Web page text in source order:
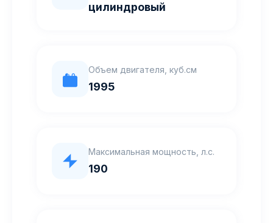
цилиндровый
Объем двигателя, куб.см
1995
Максимальная мощность, л.с.
190